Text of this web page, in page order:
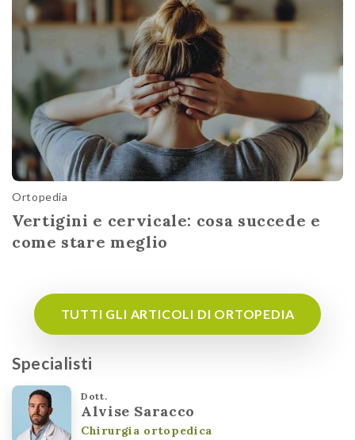
Ortopedia
Vertigini e cervicale: cosa succede e
come stare meglio
TUTTI GLI ARTICOLI DI ORTOPEDIA
Specialisti
Dott.
Alvise Saracco
Chirurgia ortopedica